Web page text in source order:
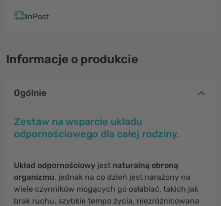
InPost
Informacje o produkcie
Ogólnie
Zestaw na wsparcie układu
odpornościowego dla całej rodziny.
Układ odpornościowy jest naturalną obroną
organizmu, jednak na co dzień jest narażony na
wiele czynników mogących go osłabiać, takich jak
brak ruchu, szybkie tempo życia, niezróżnicowana